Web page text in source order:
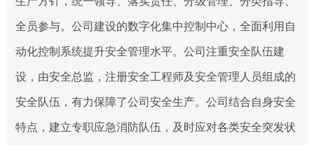
全员参与。公司建设的数字化集中控制中心，全面利用自
动化控制系统提升安全管理水平。公司注重安全队伍建
设，由安全总监，注册安全工程师及安全管理人员组成的
安全队伍，有力保障了公司安全生产。公司结合自身安全
特点，建立专职应急消防队伍，及时应对各类安全突发状